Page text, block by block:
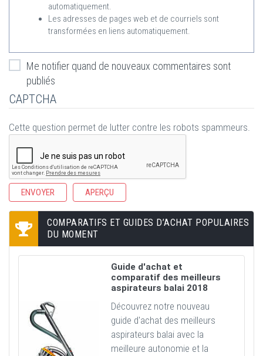
automatiquement.
Les adresses de pages web et de courriels sont
transformées en liens automatiquement.
Me notifier quand de nouveaux commentaires sont
publiés
CAPTCHA
Cette question permet de lutter contre les robots spammeurs.
COMPARATIFS ET GUIDES D’ACHAT POPULAIRES
DU MOMENT
Guide d'achat et
comparatif des meilleurs
aspirateurs balai 2018
Découvrez notre nouveau
guide d'achat des meilleurs
aspirateurs balai avec la
meilleure autonomie et la